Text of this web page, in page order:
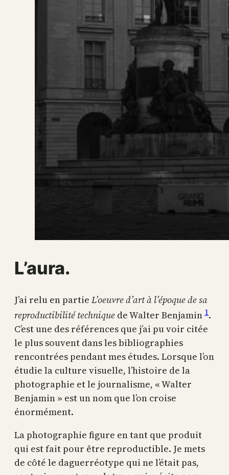
L’aura.
J’ai relu en partie L’oeuvre d’art à l’époque de sa
reproductibilité technique de Walter Benjamin 1.
C’est une des références que j’ai pu voir citée
le plus souvent dans les bibliographies
rencontrées pendant mes études. Lorsque l’on
étudie la culture visuelle, l’histoire de la
photographie et le journalisme, « Walter
Benjamin » est un nom que l’on croise
énormément.
La photographie figure en tant que produit
qui est fait pour être reproductible. Je mets
de côté le daguerréotype qui ne l’était pas,